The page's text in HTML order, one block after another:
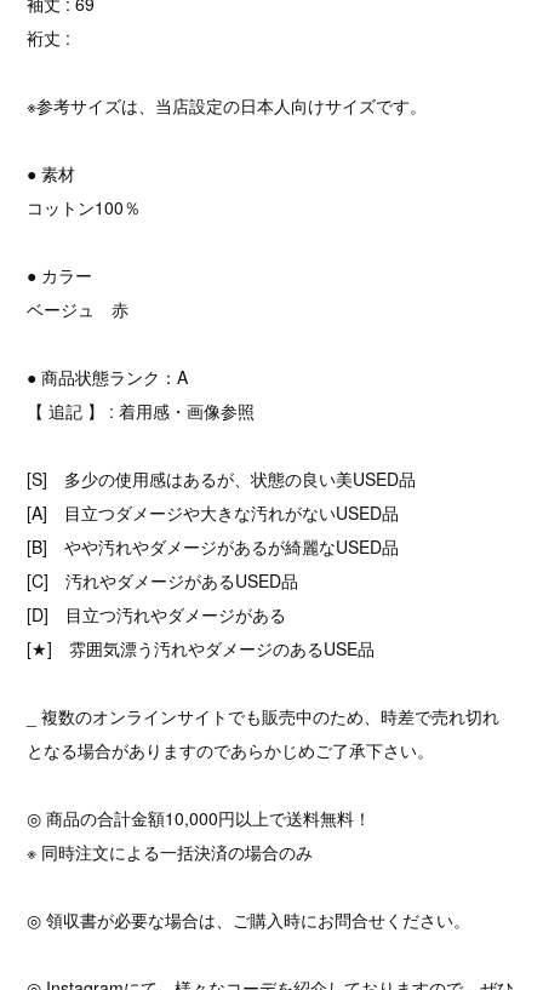
裄丈 :
※参考サイズは、当店設定の日本人向けサイズです。
● 素材
コットン100％
● カラー
ベージュ 赤
● 商品状態ランク：A
【 追記 】 : 着用感・画像参照
[S] 多少の使用感はあるが、状態の良い美USED品
[A] 目立つダメージや大きな汚れがないUSED品
[B] やや汚れやダメージがあるが綺麗なUSED品
[C] 汚れやダメージがあるUSED品
[D] 目立つ汚れやダメージがある
[★] 雰囲気漂う汚れやダメージのあるUSE品
_ 複数のオンラインサイトでも販売中のため、時差で売れ切れ
となる場合がありますのであらかじめご了承下さい。
◎ 商品の合計金額10,000円以上で送料無料！
※ 同時注文による一括決済の場合のみ
◎ 領収書が必要な場合は、ご購入時にお問合せください。